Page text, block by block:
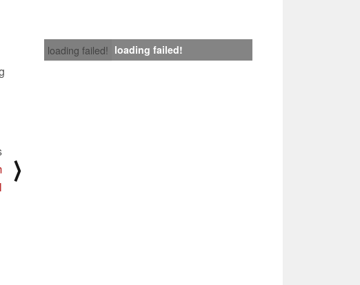
loading failed! loading failed!
⟩